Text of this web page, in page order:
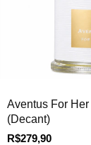
Aventus For
(Decant)
R$279,90